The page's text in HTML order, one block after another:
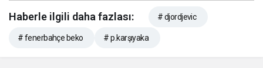
Haberle ilgili daha fazlası: # djordjevic
# fenerbahçe beko # p.karşıyaka